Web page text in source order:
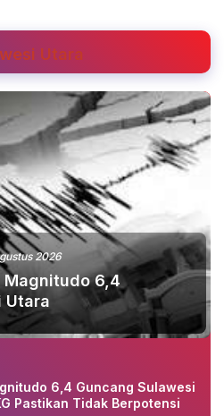
Utara
2026
Magnitudo 6,4
Utara
6,4 Guncang Sulawesi
Pastikan Tidak Berpotensi